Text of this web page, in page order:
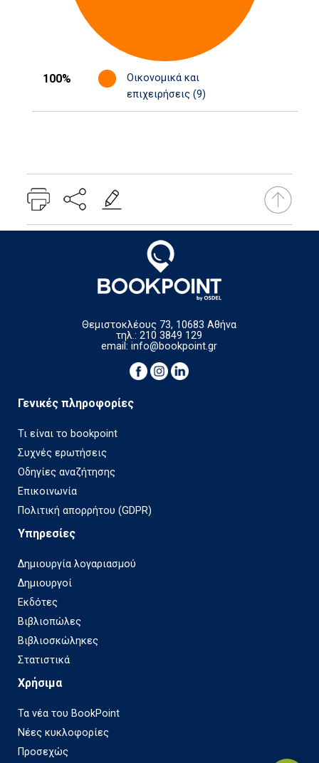
100%
Οικονομικά και
επιχειρήσεις (9)
Θεμιστοκλέους 73, 10683 Αθήνα
τηλ.: 210 3849 129
email:info@bookpoint.gr
Γενικές πληροφορίες
Τι είναι το bookpoint
Συχνές ερωτήσεις
Οδηγίες αναζήτησης
Επικοινωνία
Πολιτική απορρήτου (GDPR)
Υπηρεσίες
Δημιουργία λογαριασμού
Δημιουργοί
Εκδότες
Βιβλιοπώλες
Βιβλιοσκώληκες
Στατιστικά
Χρήσιμα
Τα νέα του BookPoint
Νέες κυκλοφορίες
Προσεχώς